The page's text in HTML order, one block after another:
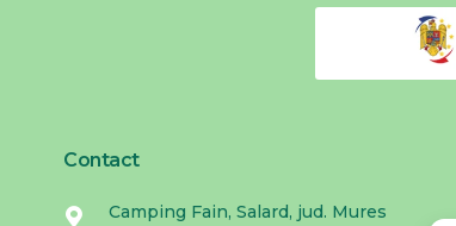
Contact
Camping Fain, Salard, jud. Mures